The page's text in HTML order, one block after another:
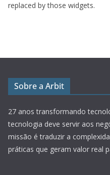
replaced by those widgets.
Sobre a Arbit
27 anos transformando
tecnologia deve servir aos
missão é traduzir a
práticas que geram valor real